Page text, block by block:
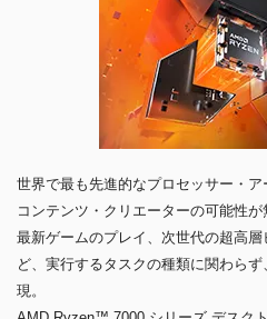
世界で最も先進的なプロセッサー・
コンテンツ・クリエーターの可能性が
最新ゲームのプレイ、次世代の超高
ど、実行するタスクの種類に関わら
現。